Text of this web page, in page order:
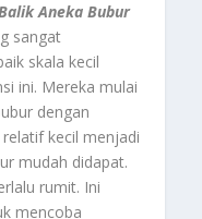
Aneka Bubur
sangat
skala kecil
ini. Mereka mulai
dengan
kecil menjadi
mudah didapat.
rumit. Ini
mencoba